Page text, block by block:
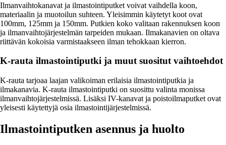
Ilmanvaihtokanavat ja ilmastointiputket voivat vaihdella koon,
materiaalin ja muotoilun suhteen. Yleisimmin käytetyt koot ovat
100mm, 125mm ja 150mm. Putkien koko valitaan rakennuksen koon
ja ilmanvaihtojärjestelmän tarpeiden mukaan. Ilmakanavien on oltava
riittävän kokoisia varmistaakseen ilman tehokkaan kierron.
K-rauta ilmastointiputki ja muut suositut vaihtoehdot
K-rauta tarjoaa laajan valikoiman erilaisia ilmastointiputkia ja
ilmakanavia. K-rauta ilmastointiputki on suosittu valinta monissa
ilmanvaihtojärjestelmissä. Lisäksi IV-kanavat ja poistoilmaputket ovat
yleisesti käytettyjä osia ilmastointijärjestelmissä.
Ilmastointiputken asennus ja huolto